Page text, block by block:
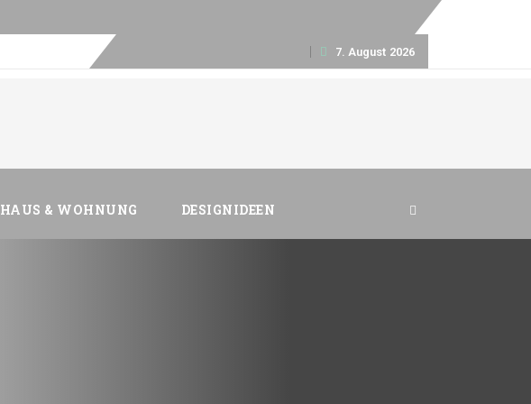
Skip 7. August 2026
HAUS & WOHNUNG DESIGNIDEEN